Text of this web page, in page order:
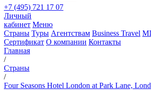
+7 (495) 721 17 07
Личный
кабинет Меню
Страны Туры Агентствам Business Travel
Сертификат О компании Контакты
Главная
/
Страны
/
Four Seasons Hotel London at Park Lane,